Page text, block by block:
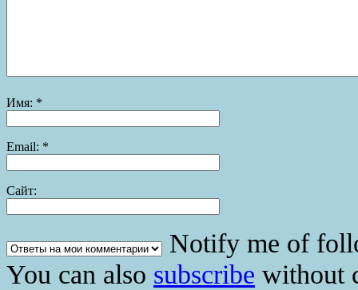
Имя: *
Email: *
Сайт:
Notify me of
You can also subscribe without